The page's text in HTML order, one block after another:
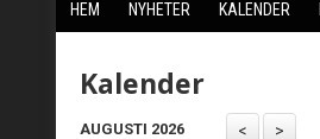
HEM NYHETER KALENDER
Kalender
AUGUSTI 2026